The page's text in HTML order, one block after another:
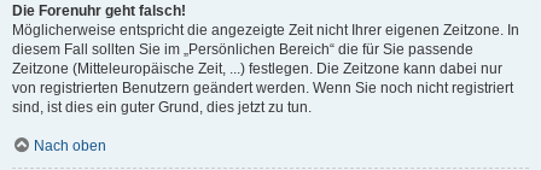
Die Forenuhr geht falsch!
Möglicherweise entspricht die angezeigte Zeit nicht Ihrer eigenen Zeitzone. In
diesem Fall sollten Sie im „Persönlichen Bereich“ die für Sie passende
Zeitzone (Mitteleuropäische Zeit, ...) festlegen. Die Zeitzone kann dabei nur
von registrierten Benutzern geändert werden. Wenn Sie noch nicht registriert
sind, ist dies ein guter Grund, dies jetzt zu tun.
Nach oben